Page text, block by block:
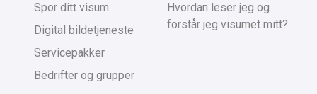
Spor ditt visum
Digital bildetjeneste
Servicepakker
Bedrifter og grupper
Hvordan leser jeg og
forstår jeg visumet mitt?